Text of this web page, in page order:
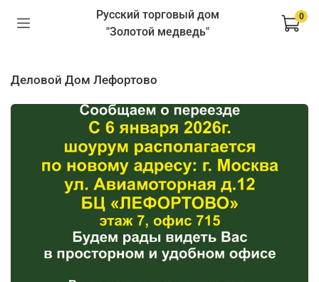
Русский торговый дом
"Золотой медведь"
0
деловой Дом Лефортово